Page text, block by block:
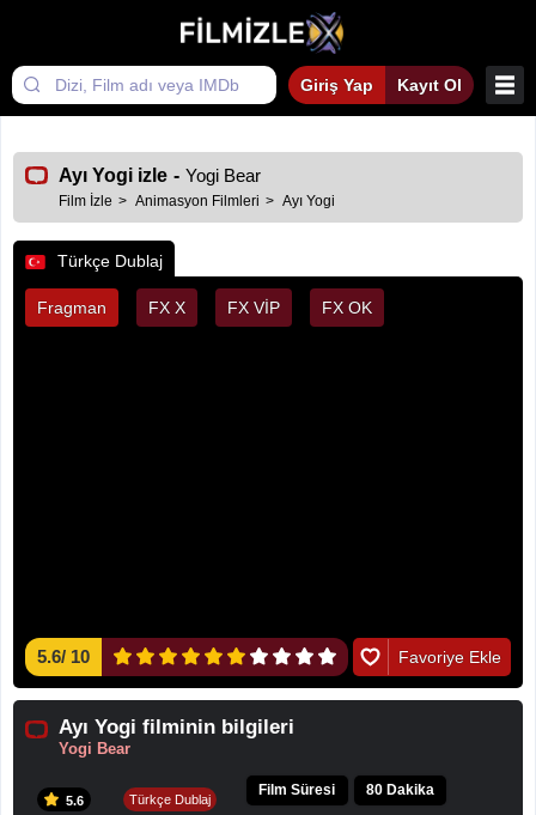
Giriş Yap Kayıt Ol
Ayı Yogi izle - Yogi Bear
Film İzle Animasyon Filmleri Ayı Yogi
Türkçe Dublaj
Fragman FX X FX VİP FX OK
5.6/ 10 Favoriye Ekle
Ayı Yogi filminin bilgileri
Yogi Bear
5.6 Türkçe Dublaj
Film Süresi 80 Dakika